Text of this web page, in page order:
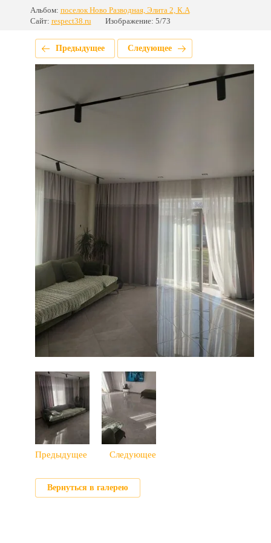
Альбом: поселок Ново Разводная, Элита 2, К.А
Сайт: respect38.ru Изображение: 5/73
Предыдущее Следующее
Предыдущее Следующее
Вернуться в галерею